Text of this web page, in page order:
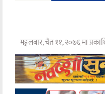
मङ्गलबार, चैत ११, २०७६ मा